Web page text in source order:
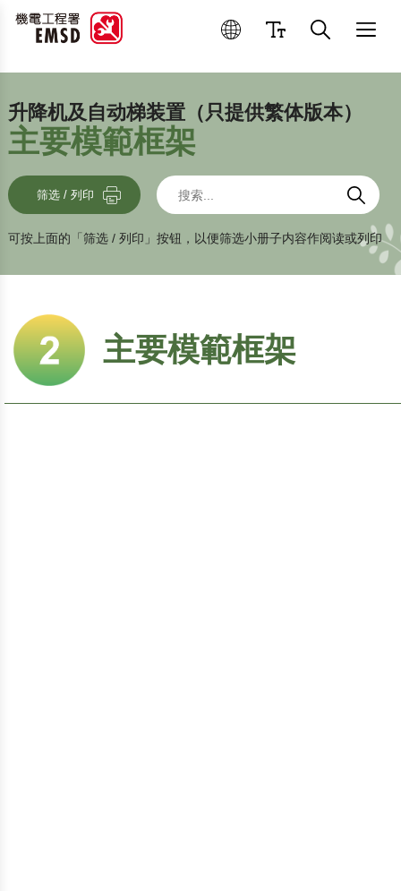
升降机及自动梯装置（只提供繁体版本）
主要模範框架
筛选 / 列印
搜索
搜索
搜索
可按上面的「筛选 / 列印」按钮，以便筛选小册子内容作阅读或列印
主要模範框架